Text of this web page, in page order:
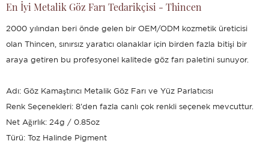
En İyi Metalik Göz Farı Tedarikçisi - Thincen
2000 yılından beri önde gelen bir OEM/ODM kozmetik üreticisi
olan Thincen, sınırsız yaratıcı olanaklar için birden fazla bitişi bir
araya getiren bu profesyonel kalitede göz farı paletini sunuyor.
Adı: Göz Kamaştırıcı Metalik Göz Farı ve Yüz Parlatıcısı
Renk Seçenekleri: 8'den fazla canlı çok renkli seçenek mevcuttur.
Net Ağırlık: 24g / 0.85oz
Türü: Toz Halinde Pigment